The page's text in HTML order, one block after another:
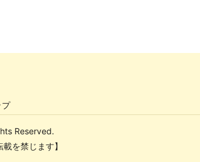
プ
Reserved.
を禁じます】